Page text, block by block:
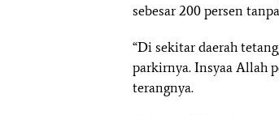
sebesar 200 persen
“Di sekitar daerah
parkirnya. Insyaa Allah
terangnya.